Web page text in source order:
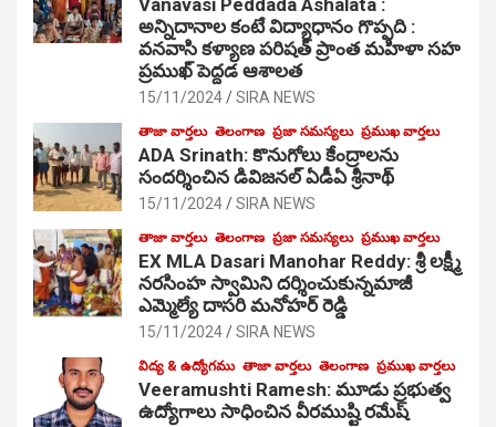
అన్నిదానాల కంటే విద్యాధానం గొప్పది :
వనవాసి కళ్యాణ పరిషత్ ప్రాంత మహిళా సహ
ప్రముఖ్ పెద్దడ ఆశాలత
15/11/2024 SIRA NEWS
తాజా వార్తలు తెలంగాణ ప్రజా సమస్యలు ప్రముఖ వార్తలు
ADA Srinath: కొనుగోలు కేంద్రాల‌ను
సంద‌ర్శించిన డివిజనల్ ఏడీఏ శ్రీనాథ్
15/11/2024 SIRA NEWS
తాజా వార్తలు తెలంగాణ ప్రజా సమస్యలు ప్రముఖ వార్తలు
EX MLA Dasari Manohar Reddy: శ్రీ లక్ష్మీ
నరసింహ స్వామిని దర్శించుకున్నమాజీ
ఎమ్మెల్యే దాసరి మనోహర్ రెడ్డి
15/11/2024 SIRA NEWS
విద్య & ఉద్యోగము తాజా వార్తలు తెలంగాణ ప్రముఖ వార్తలు
Veeramushti Ramesh: మూడు ప్రభుత్వ
ఉద్యోగాలు సాధించిన వీరముష్టి రమేష్